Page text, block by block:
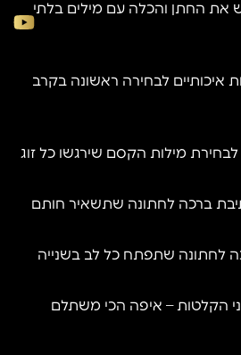
את החתן והכלה עם מילים בלתי
איכותיים לבחירה ראשונה בקרב
מילות הקסם שירגשו כל זוג
לחתונה שתפתח כל לב בשנייה
הקלטות – איפה הכי משתלם